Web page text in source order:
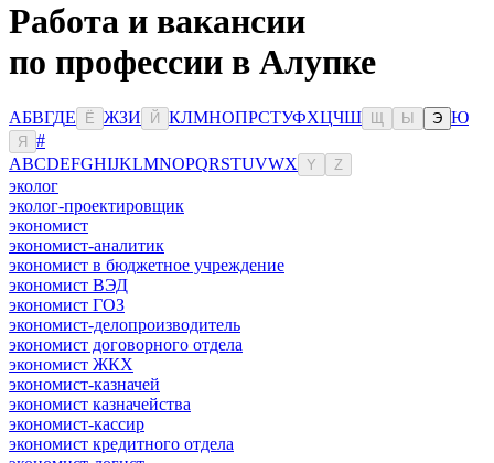
Работа и вакансии
по профессии в Алупке
АБВГДЕ Ё ЖЗИ Й КЛМНОПРСТУФХЦЧШ Ы Э Ю
Я
#
ABCDEFGHIJKLMNOPQRSTUVWX Y Z
эколог
эколог-проектировщик
экономист
экономист-аналитик
экономист в бюджетное учреждение
экономист ВЭД
экономист ГОЗ
экономист-делопроизводитель
экономист договорного отдела
экономист ЖКХ
экономист-казначей
экономист казначейства
экономист-кассир
экономист кредитного отдела